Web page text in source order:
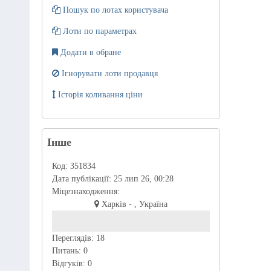
Пошук по лотах користувача
Лоти по параметрах
Додати в обране
Ігнорувати лоти продавця
Історія коливання ціни
Інше
Код: 351834
Дата публікації: 25 лип 26, 00:28
Міцезнаходження:
Харків - , Україна
Переглядів: 18
Питань: 0
Відгуків: 0